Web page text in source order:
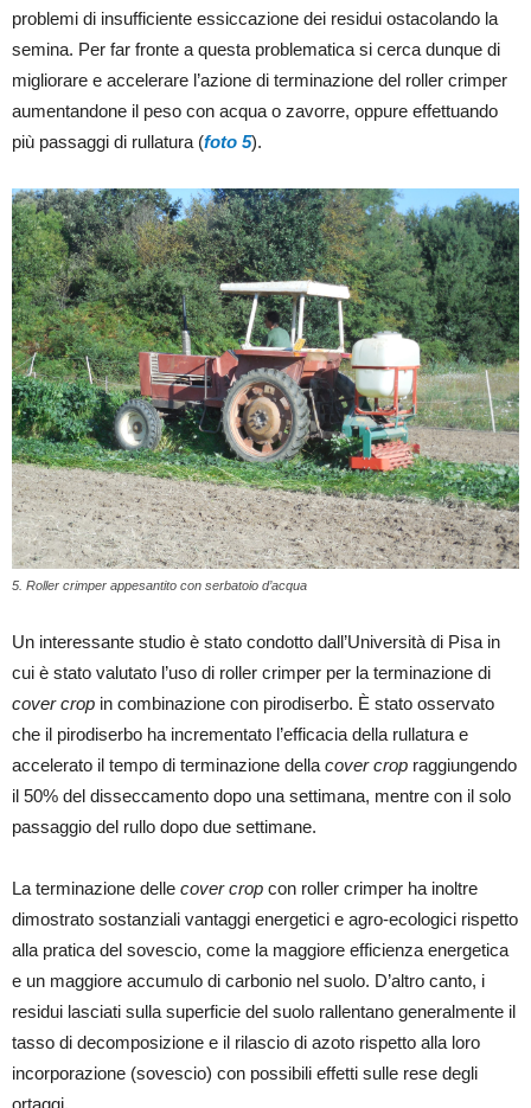
problemi di insufficiente essiccazione dei residui ostacolando la
semina. Per far fronte a questa problematica si cerca dunque di
migliorare e accelerare l’azione di terminazione del roller crimper
aumentandone il peso con acqua o zavorre, oppure effettuando
più passaggi di rullatura (foto 5).
5. Roller crimper appesantito con serbatoio d’acqua
Un interessante studio è stato condotto dall’Università di Pisa in
cui è stato valutato l’uso di roller crimper per la terminazione di
cover crop in combinazione con pirodiserbo. È stato osservato
che il pirodiserbo ha incrementato l’efficacia della rullatura e
accelerato il tempo di terminazione della cover crop raggiungendo
il 50% del disseccamento dopo una settimana, mentre con il solo
passaggio del rullo dopo due settimane.
La terminazione delle cover crop con roller crimper ha inoltre
dimostrato sostanziali vantaggi energetici e agro-ecologici rispetto
alla pratica del sovescio, come la maggiore efficienza energetica
e un maggiore accumulo di carbonio nel suolo. D’altro canto, i
residui lasciati sulla superficie del suolo rallentano generalmente il
tasso di decomposizione e il rilascio di azoto rispetto alla loro
incorporazione (sovescio) con possibili effetti sulle rese degli
ortaggi.